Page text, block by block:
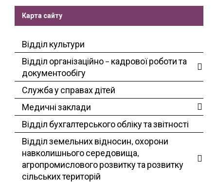
Карта сайту
Відділ культури
Відділ організаційно – кадрової роботи та
документообігу
Служба у справах дітей
Медичні заклади
Відділ бухгалтерського обліку та звітності
Відділ земельних відносин, охорони
навколишнього середовища,
агропромислового розвитку та розвитку
сільських територій